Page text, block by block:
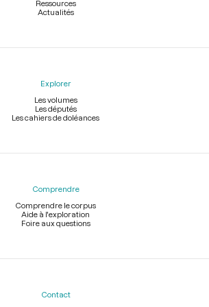
Ressources
Actualités
Explorer
Les volumes
Les députés
Les cahiers de doléances
Comprendre
Comprendre le corpus
Aide à l'exploration
Foire aux questions
Contact